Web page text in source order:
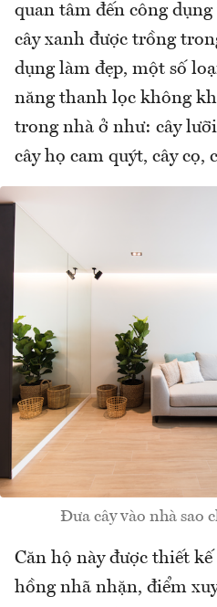
quan tâm đến công
cây xanh được trồng
dụng làm đẹp, một số
năng thanh lọc không
trong nhà ở như: cây
cây họ cam quýt, cây
Đưa cây vào nhà sao
Căn hộ này được thiết
hồng nhã nhặn, điểm